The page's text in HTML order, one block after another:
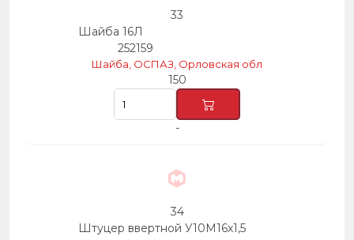
33
Шайба 16Л
252159
Шайба, ОСПАЗ, Орловская обл
150
-
34
Штуцер ввертной У10М16х1,5